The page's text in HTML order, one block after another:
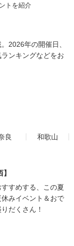
トを紹介
2026年の開催日、
ンキングなどをお
良
和歌山
すめする、この夏
みイベント＆おで
だくさん！